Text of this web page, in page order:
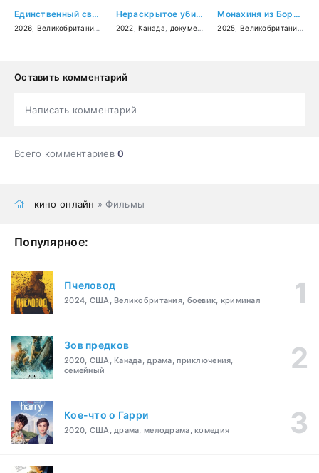
Единственный свидетель
2026 Великобритания США,драма,криминал
Нераскрытое убийство Беверли Линн Смит
2022 ,Канада документальный , криминал,детектив
Монахиня из Борли. Возвращение
2025 Великобритания
Оставить комментарий
Написать комментарий
Всего комментариев0
кино онлайн » Фильмы
Популярное:
Пчеловод
2024, США, Великобритания, боевик, криминал
Зов предков
2020, США, Канада, драма, приключения,
семейный
Кое-что о Гарри
2020, США, драма, мелодрама, комедия